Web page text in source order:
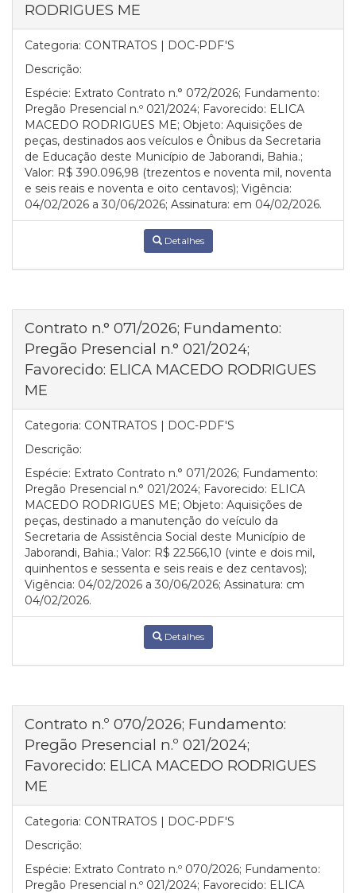
RODRIGUES ME
Categoria: CONTRATOS | DOC-PDF'S
Descrição:
Espécie: Extrato Contrato n.° 072/2026; Fundamento:
Pregão Presencial n.º 021/2024; Favorecido: ELICA
MACEDO RODRIGUES ME; Objeto: Aquisições de
peças, destinados aos veículos e Ônibus da Secretaria
de Educação deste Município de Jaborandi, Bahia.;
Valor: R$ 390.096,98 (trezentos e noventa mil, noventa
e seis reais e noventa e oito centavos); Vigência:
04/02/2026 a 30/06/2026; Assinatura: em 04/02/2026.
Detalhes
Contrato n.° 071/2026; Fundamento:
Pregão Presencial n.° 021/2024;
Favorecido: ELICA MACEDO RODRIGUES
ME
Categoria: CONTRATOS | DOC-PDF'S
Descrição:
Espécie: Extrato Contrato n.° 071/2026; Fundamento:
Pregão Presencial n.° 021/2024; Favorecido: ELICA
MACEDO RODRIGUES ME; Objeto: Aquisições de
peças, destinado a manutenção do veículo da
Secretaria de Assistência Social deste Município de
Jaborandi, Bahia.; Valor: R$ 22.566,10 (vinte e dois mil,
quinhentos e sessenta e seis reais e dez centavos);
Vigência: 04/02/2026 a 30/06/2026; Assinatura: cm
04/02/2026.
Detalhes
Contrato n.º 070/2026; Fundamento:
Pregão Presencial n.º 021/2024;
Favorecido: ELICA MACEDO RODRIGUES
ME
Categoria: CONTRATOS | DOC-PDF'S
Descrição:
Espécie: Extrato Contrato n.º 070/2026; Fundamento:
Pregão Presencial n.º 021/2024; Favorecido: ELICA